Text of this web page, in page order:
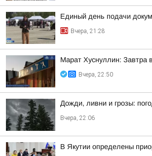
Единый день подачи
Вчера, 21:28
Марат Хуснуллин: Завтра
Вчера, 22:50
Дожди, ливни и грозы:
Вчера, 22:06
В Якутии определены